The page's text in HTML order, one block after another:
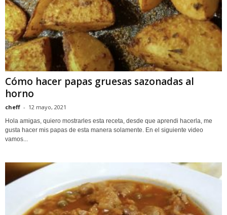
Cómo hacer papas gruesas sazonadas al
horno
cheff - 12 mayo, 2021
Hola amigas, quiero mostrarles esta receta, desde que aprendi hacerla, me
gusta hacer mis papas de esta manera solamente. En el siguiente video
vamos...